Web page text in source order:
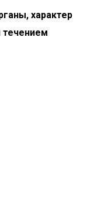
характер
течением